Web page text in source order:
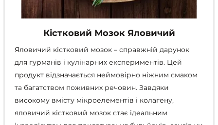
Кістковий Мозок Яловичий
Яловичий кістковий мозок – справжній дарунок
для гурманів і кулінарних експериментів. Цей
продукт відзначається неймовірно ніжним смаком
та багатством поживних речовин. Завдяки
високому вмісту мікроелементів і колагену,
яловичий кістковий мозок стає ідеальним